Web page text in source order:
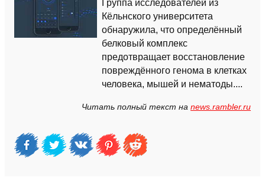
Группа исследователей из
Кёльнского университета
обнаружила, что определённый
белковый комплекс
предотвращает восстановление
повреждённого генома в клетках
человека, мышей и нематоды....
Читать полный текст на news.rambler.ru